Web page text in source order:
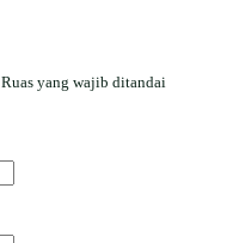
Ruas yang wajib ditandai